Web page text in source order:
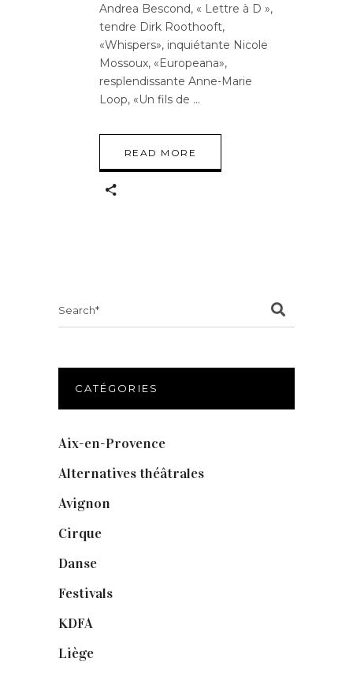
Andrea Bescond, « Lettre à D »,
tendre Dirk Roothooft,
«Whispers», inquiétante Nicole
Mossoux, «Europeana»,
resplendissante Anne-Marie
Loop, «Un fils de
READ MORE
CATÉGORIES
Aix-en-Provence
Alternatives théâtrales
Avignon
Cirque
Danse
Festivals
KDFA
Liège